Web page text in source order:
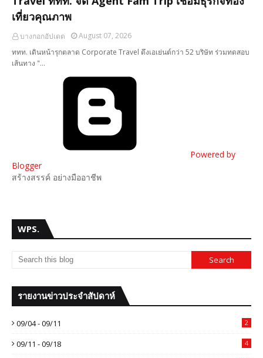
เที่ยวคุณภาพ
บางกอกอัปเดต
August 07, 2026
ททท. เดินหน้ารุกตลาด Corporate Travel ดึงเอเย่นต์กว่า 52 บริษัท ร่วมทดสอบ
เส้นทาง "…
Powered by
Blogger
สร้างสรรค์ อย่างมืออาชีพ
WPS.
รายงานข่าวประจำสัปดาห์
09/04 - 09/11 2
09/11 - 09/18 4